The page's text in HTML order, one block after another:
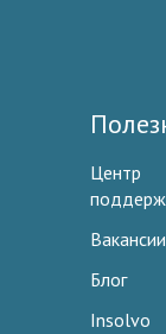
Центр
Вакансии
Блог
Insolvo